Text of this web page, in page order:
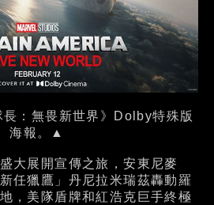
：無畏新世界》Dolby特殊版
海報。▲
展開宣傳之旅，安東尼麥
任獵鷹」丹尼拉米瑞茲轟動羅
，美隊盾牌和紅浩克巨手終極